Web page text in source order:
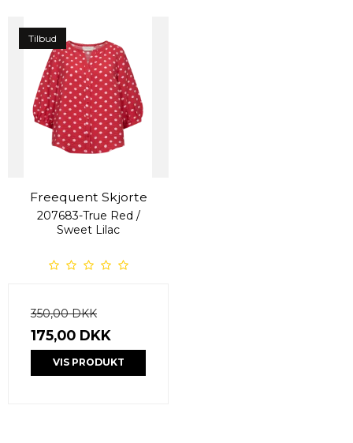
Tilbud
Freequent Skjorte
207683-True Red /
Sweet Lilac
350,00 DKK
175,00 DKK
VIS PRODUKT